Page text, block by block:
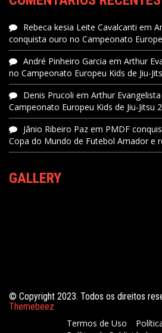
Rebeca kesia Leite Cavalcanti em
conquista ouro no Campeonato
André Pinheiro Garcia em Arthur
no Campeonato Europeu Kids de Jiu-
Denis Prucoli em Arthur
Campeonato Europeu Kids de Jiu-Jitsu
Jânio Ribeiro Paz em PMDF
Copa do Mundo de Futebol Amador e
GALLERY
© Copyright 2023. Todos os direitos
Themebeez
Termos de Uso